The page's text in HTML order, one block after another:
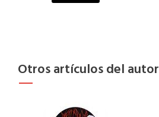
Otros artículos del autor